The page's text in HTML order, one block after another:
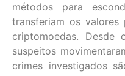
métodos para
transferiam os
criptomoedas.
suspeitos
crimes investigados